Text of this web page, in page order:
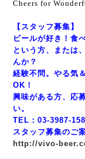
Cheers for
【スタッフ募集】
ビールが好き！食
という方、または
んか？
経験不問。やる気
OK！
興味がある方、応
い。
TEL：03-3987-
スタッフ募集のご
http://vivo-